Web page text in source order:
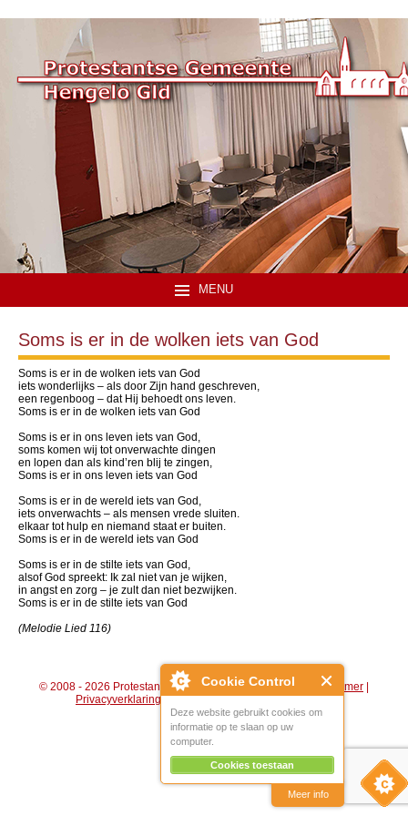
Cookie Control
Deze website gebruikt cookies om
informatie op te slaan op uw
computer.
Cookies toestaan
Meer info
MENU
Soms is er in de wolken iets van God
Soms is er in de wolken iets van God
iets wonderlijks – als door Zijn hand geschreven,
een regenboog – dat Hij behoedt ons leven.
Soms is er in de wolken iets van God
Soms is er in ons leven iets van God,
soms komen wij tot onverwachte dingen
en lopen dan als kind’ren blij te zingen,
Soms is er in ons leven iets van God
Soms is er in de wereld iets van God,
iets onverwachts – als mensen vrede sluiten.
elkaar tot hulp en niemand staat er buiten.
Soms is er in de wereld iets van God
Soms is er in de stilte iets van God,
alsof God spreekt: Ik zal niet van je wijken,
in angst en zorg – je zult dan niet bezwijken.
Soms is er in de stilte iets van God
(Melodie Lied 116)
© 2008 - 2026 Protestantse Gemeente Hengelo (Gld) | Disclaimer |
Privacyverklaring|Algemene voorwaarden|Beheer